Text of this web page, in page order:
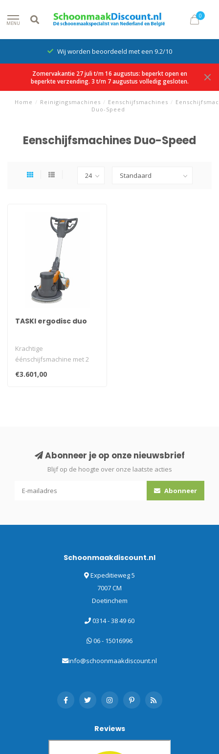
MENU
0
Wij worden beoordeeld met een 9.2/10
Zomervakantie 27 juli t/m 16 augustus: beperkt open en
beperkte verzending. 3 t/m 7 augustus volledig gesloten.
Home / Reinigingsmachines / Eenschijfsmachines /
Duo-Speed
Eenschijfsmachines Duo-Speed
TASKI ergodisc duo
Krachtige
éénschijfsmachine met 2
snelheden (165/330 rpm).
€3.601,00
Abonneer je op onze nieuwsbrief
Blijf op de hoogte over onze laatste acties
Abonneer
Schoonmaakdiscount.nl
Expeditieweg 5
7007 CM
Doetinchem
0314 - 38 49 60
06 - 15016996
info@schoonmaakdiscount.nl
Reviews